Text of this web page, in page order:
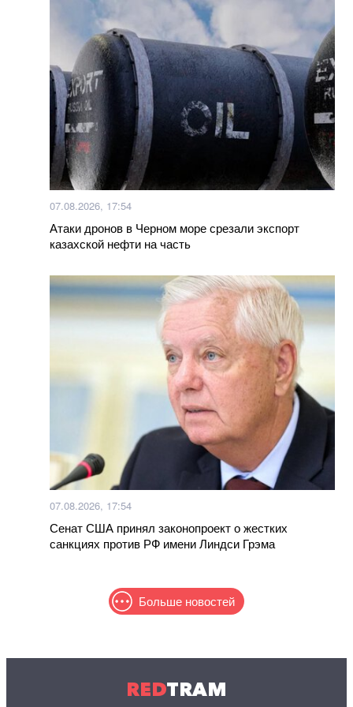
07.08.2026, 17:54
Атаки дронов в Черном море срезали экспорт
казахской нефти на часть
07.08.2026, 17:54
Сенат США принял законопроект о жестких
санкциях против РФ имени Линдси Грэма
Больше новостей
REDTRAM